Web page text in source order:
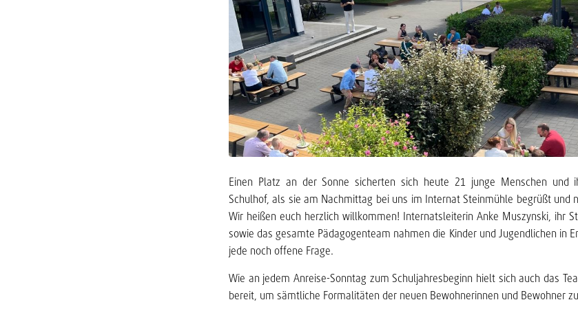
Einen Platz an der Sonne sicherten sich heute 21 junge Menschen und
Schulhof, als sie am Nachmittag bei uns im Internat Steinmühle begrüßt und
Wir heißen euch herzlich willkommen! Internatsleiterin Anke Muszynski, ihr
sowie das gesamte Pädagogenteam nahmen die Kinder und Jugendlichen in
jede noch offene Frage.
Wie an jedem Anreise-Sonntag zum Schuljahresbeginn hielt sich auch das
bereit, um sämtliche Formalitäten der neuen Bewohnerinnen und Bewohner